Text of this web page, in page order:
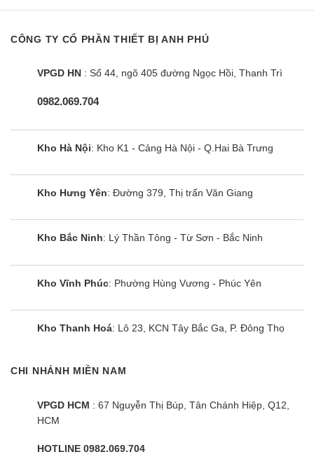
CÔNG TY CỔ PHẦN THIẾT BỊ ANH PHÚ
VPGD HN : Số 44, ngõ 405 đường Ngọc Hồi, Thanh Trì
0982.069.704
Kho Hà Nội: Kho K1 - Cảng Hà Nội - Q.Hai Bà Trưng
Kho Hưng Yên: Đường 379, Thị trấn Văn Giang
Kho Bắc Ninh: Lý Thần Tông - Từ Sơn - Bắc Ninh
Kho Vĩnh Phúc: Phường Hùng Vương - Phúc Yên
Kho Thanh Hoá: Lô 23, KCN Tây Bắc Ga, P. Đông Thọ
CHI NHÁNH MIỀN NAM
VPGD HCM : 67 Nguyễn Thị Búp, Tân Chánh Hiệp, Q12,
HCM
HOTLINE 0982.069.704